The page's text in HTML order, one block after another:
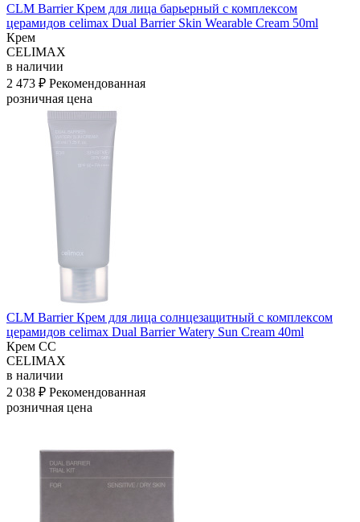
CLM Barrier Крем для лица барьерный с комплексом
церамидов celimax Dual Barrier Skin Wearable Cream 50ml
Крем
CELIMAX
в наличии
2 473 ₽ Рекомендованная
розничная цена
CLM Barrier Крем для лица солнцезащитный с комплексом
церамидов celimax Dual Barrier Watery Sun Cream 40ml
Крем СС
CELIMAX
в наличии
2 038 ₽ Рекомендованная
розничная цена